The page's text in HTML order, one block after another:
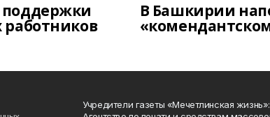
В Башкирии
Учредители газеты «Мечетлинская жизнь»: